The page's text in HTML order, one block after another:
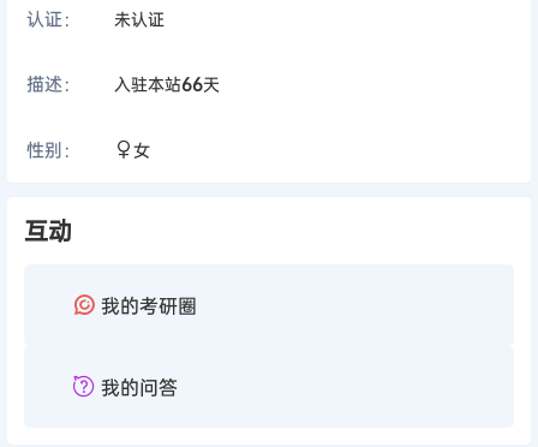
认证： 未认证
描述： 入驻本站66天
性别： 女
互动
我的考研圈
我的问答